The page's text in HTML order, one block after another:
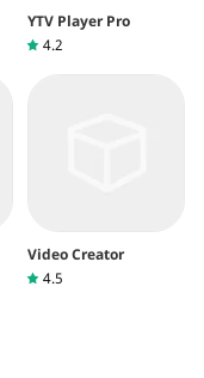
YTV Player Pro
4.2
Video Creator
4.5